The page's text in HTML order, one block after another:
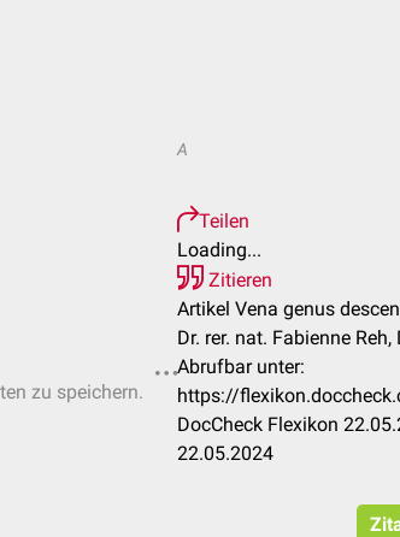
zu speichern.
A
Teilen
Loading...
Zitieren
Artikel Vena genus
Dr. rer. nat. Fabienne
Abrufbar unter:
https://
DocCheck Flexikon
22.05.2024